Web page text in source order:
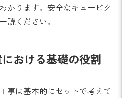
かります。安全なキュービク
読ください。
おける基礎の役割
事は基本的にセットで考えて